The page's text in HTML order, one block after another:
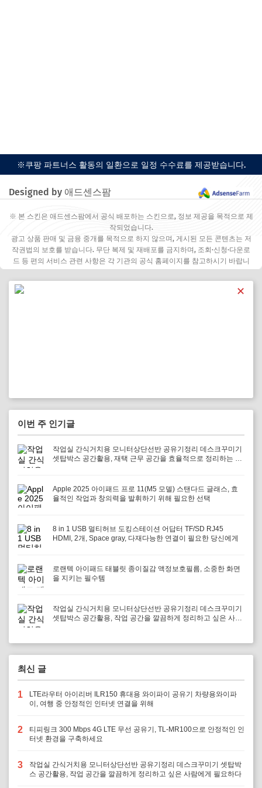
※쿠팡 파트너스 활동의 일환으로 일정 수수료를 제공받습니다.
Designed by 애드센스팜
※ 본 스킨은 애드센스팜에서 공식 배포하는 스킨으로, 정보 제공을 목적으로 제
작되었습니다.
광고 상품 판매 및 금융 중개를 목적으로 하지 않으며, 게시된 모든 콘텐츠는 저
작권법의 보호를 받습니다. 무단 복제 및 재배포를 금지하며, 조회·신청·다운로
드 등 편의 서비스 관련 사항은 각 기관의 공식 홈페이지를 참고하시기 바랍니
✕
이번 주 인기글
작업실 간식거치용 모니터상단선반 공유기정리 데스크꾸미기
셋탑박스 공간활용, 재택 근무 공간을 효율적으로 정리하는 방
Apple 2025 아이패드 프로 11(M5 모델) 스탠다드 글래스, 효
율적인 작업과 창의력을 발휘하기 위해 필요한 선택
8 in 1 USB 멀티허브 도킹스테이션 어답터 TF/SD RJ45
HDMI, 2개, Space gray, 다재다능한 연결이 필요한 당신에게
로랜텍 아이패드 태블릿 종이질감 액정보호필름, 소중한 화면
을 지키는 필수템
작업실 간식거치용 모니터상단선반 공유기정리 데스크꾸미기
셋탑박스 공간활용, 작업 공간을 깔끔하게 정리하고 싶은 사람
최신 글
1
LTE라우터 아이리버 ILR150 휴대용 와이파이 공유기 차량용와이파
이, 여행 중 안정적인 인터넷 연결을 위해
2
티피링크 300 Mbps 4G LTE 무선 공유기, TL-MR100으로 안정적인 인
터넷 환경을 구축하세요
3
작업실 간식거치용 모니터상단선반 공유기정리 데스크꾸미기 셋탑박
스 공간활용, 작업 공간을 깔끔하게 정리하고 싶은 사람에게 필요하다